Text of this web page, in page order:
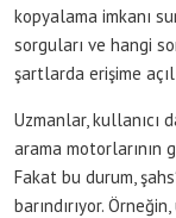
kopyalama imkanı
sorguları ve hangi
şartlarda erişime
Uzmanlar, kullanıcı
arama motorlarının
Fakat bu durum,
barındırıyor.